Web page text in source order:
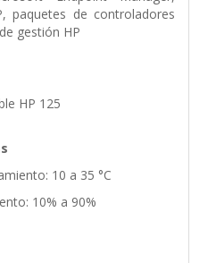
paquetes de controladores
gestión HP
HP 125
10 a 35 °C
10% a 90%